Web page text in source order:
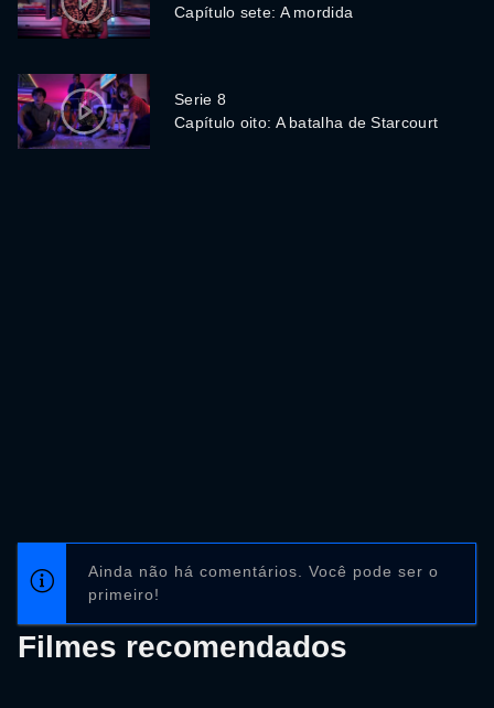
Capítulo sete: A mordida
Serie 8
Capítulo oito: A batalha de Starcourt
Ainda não há comentários. Você pode ser o
primeiro!
Filmes recomendados